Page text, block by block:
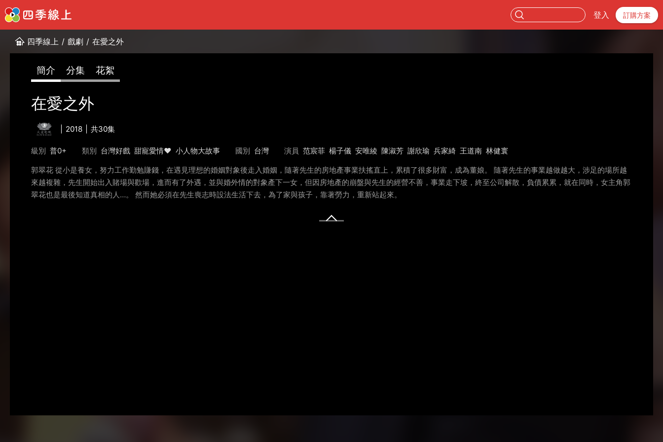
登入 訂購方案
四季線上 / 戲劇 / 在愛之外
簡介 分集 花絮
在愛之外
2018 共30集
級別 普0+ 類別 台灣好戲 甜寵愛情❤️ 小人物大故事 國別 台灣 演員 范宸菲 楊子儀 安唯綾 陳淑芳 謝欣瑜 兵家綺 王道南 林健寰
郭翠花 從小是養女，努力工作勤勉賺錢，在遇見理想的婚姻對象後走入婚姻，隨著先生的房地產事業扶搖直上，累積了很多財富，成為董娘。 隨著先生的事業越做越大，涉足的場所越
來越複雜，先生開始出入賭場與歡場，進而有了外遇，並與婚外情的對象產下一女，但因房地產的崩盤與先生的經營不善，事業走下坡，終至公司解散，負債累累，就在同時，女主角郭
翠花也是最後知道真相的人…。 然而她必須在先生喪志時設法生活下去，為了家與孩子，靠著勞力，重新站起來。